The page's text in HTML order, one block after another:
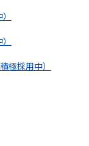
極採用中）